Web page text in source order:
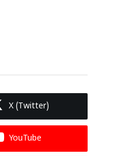
X (Twitter)
YouTube